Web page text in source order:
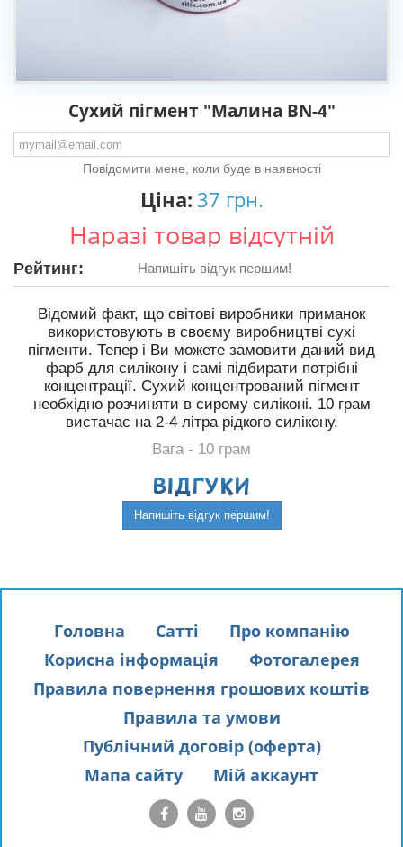
Сухий пігмент "Малина BN-4"
Повідомити мене, коли буде в наявності
Ціна: 37 грн.
Наразі товар відсутній
Рейтинг: Напишіть відгук першим!
Відомий факт, що світові виробники приманок
використовують в своєму виробництві сухі
пігменти. Тепер і Ви можете замовити даний вид
фарб для силікону і самі підбирати потрібні
концентрації. Сухий концентрований пігмент
необхідно розчиняти в сирому силіконі. 10 грам
вистачає на 2-4 літра рідкого силікону.
Вага - 10 грам
ВIДГУКИ
Напишіть відгук першим!
Головна Сатті
Про компанію
Корисна інформація
Фотогалерея
Правила повернення грошових коштів
Правила та умови
Публічний договір (оферта)
Мапа сайту
Мій аккаунт